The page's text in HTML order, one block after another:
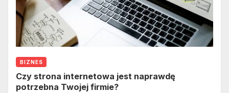
BIZNES
Czy strona internetowa jest naprawdę
potrzebna Twojej firmie?